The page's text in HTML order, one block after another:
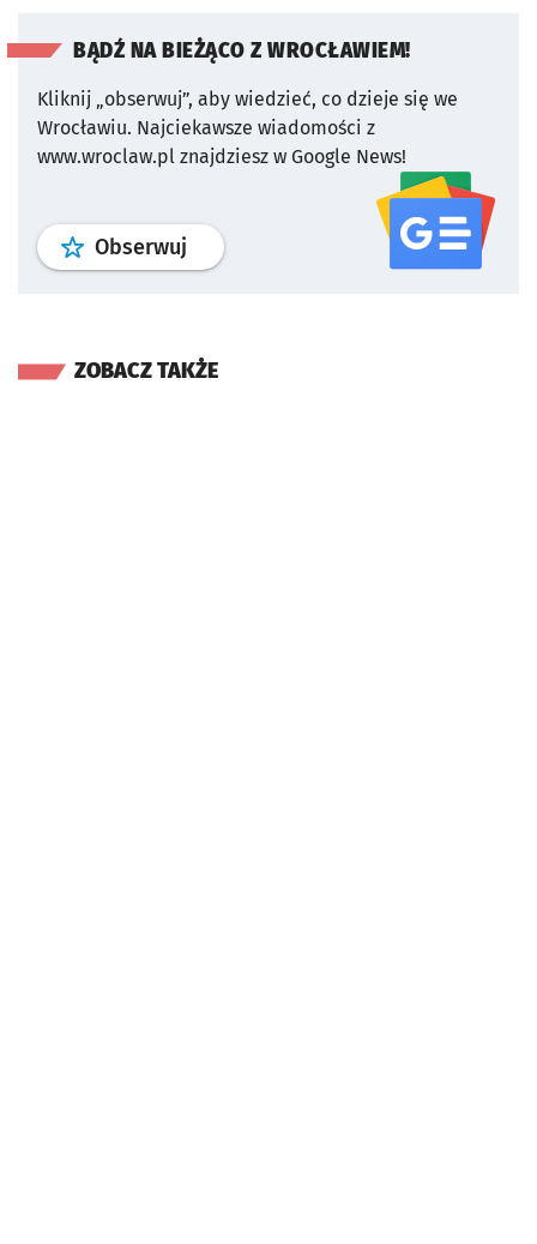
BĄDŹ NA BIEŻĄCO Z WROCŁAWIEM!
Kliknij „obserwuj”, aby wiedzieć, co dzieje się we
Wrocławiu. Najciekawsze wiadomości z
www.wroclaw.pl znajdziesz w Google News!
Obserwuj profil serwisu
ZOBACZ TAKŻE